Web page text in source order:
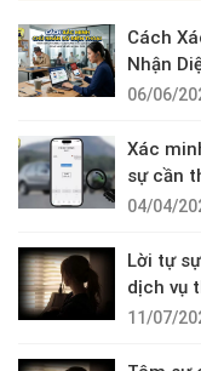
Cách
Nhận
06/06/
Xác
sự cần
04/04/
Lời tự
dịch vụ
11/07/